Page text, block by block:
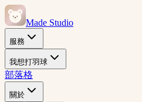
Made Studio
服務
我想打羽球
部落格
關於